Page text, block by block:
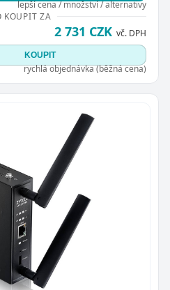
lepší cena / množství / alternativy
KOUPIT ZA
2 731 CZK vč. DPH
KOUPIT
rychlá objednávka (běžná cena)